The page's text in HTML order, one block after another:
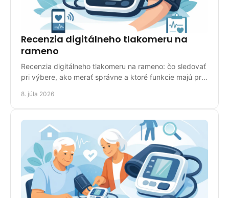
Recenzia digitálneho tlakomeru na
rameno
Recenzia digitálneho tlakomeru na rameno: čo sledovať
pri výbere, ako merať správne a ktoré funkcie majú pri
8. júla 2026